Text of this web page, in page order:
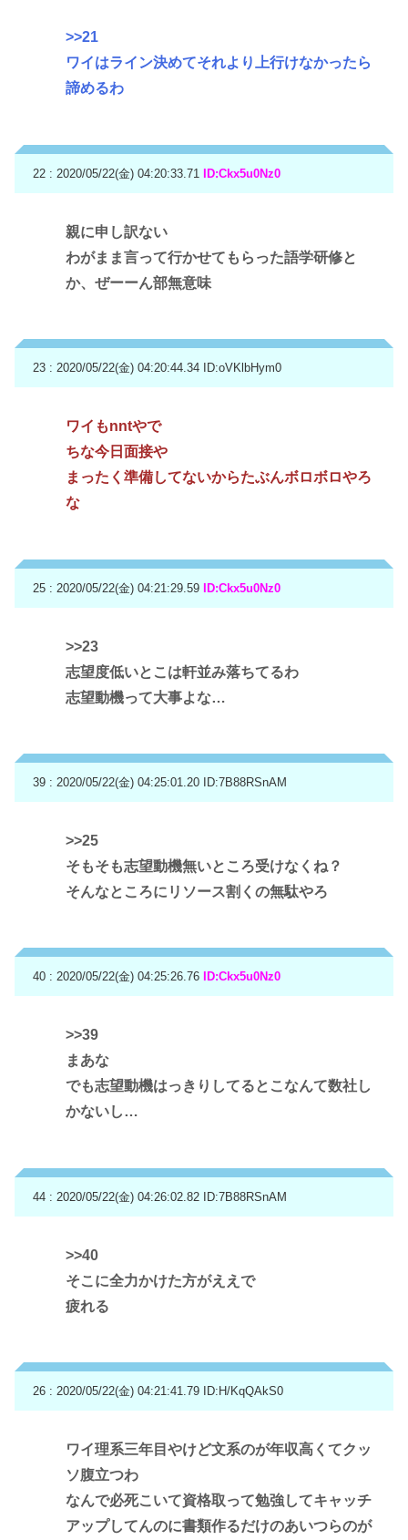
>>21
ワイはライン決めてそれより上行けなかったら
諦めるわ
22 : 2020/05/22(金) 04:20:33.71 ID:Ckx5u0Nz0
親に申し訳ない
わがまま言って行かせてもらった語学研修と
か、ぜーーん部無意味
23 : 2020/05/22(金) 04:20:44.34 ID:oVKlbHym0
ワイもnntやで
ちな今日面接や
まったく準備してないからたぶんボロボロやろ
な
25 : 2020/05/22(金) 04:21:29.59 ID:Ckx5u0Nz0
>>23
志望度低いとこは軒並み落ちてるわ
志望動機って大事よな…
39 : 2020/05/22(金) 04:25:01.20 ID:7B88RSnAM
>>25
そもそも志望動機無いところ受けなくね？
そんなところにリソース割くの無駄やろ
40 : 2020/05/22(金) 04:25:26.76 ID:Ckx5u0Nz0
>>39
まあな
でも志望動機はっきりしてるとこなんて数社し
かないし…
44 : 2020/05/22(金) 04:26:02.82 ID:7B88RSnAM
>>40
そこに全力かけた方がええで
疲れる
26 : 2020/05/22(金) 04:21:41.79 ID:H/KqQAkS0
ワイ理系三年目やけど文系のが年収高くてクッ
ソ腹立つわ
なんで必死こいて資格取って勉強してキャッチ
アップしてんのに書類作るだけのあいつらのが